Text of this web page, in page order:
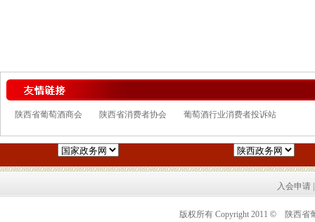
陕西省葡萄酒商会 陕西省消费者协会 葡萄酒行业消费者投诉站
入会申请
版权所有 Copyright 2011 © 陕西省